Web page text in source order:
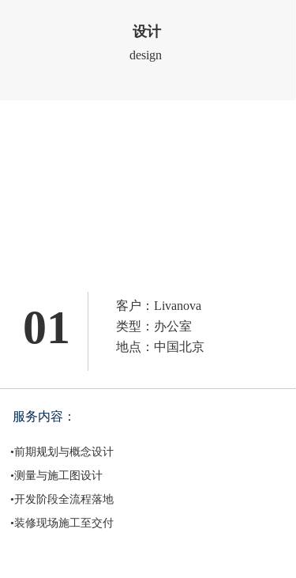
设计
design
01
客户：Livanova
类型：办公室
地点：中国北京
服务内容：
•前期规划与概念设计
•测量与施工图设计
•开发阶段全流程落地
•装修现场施工至交付